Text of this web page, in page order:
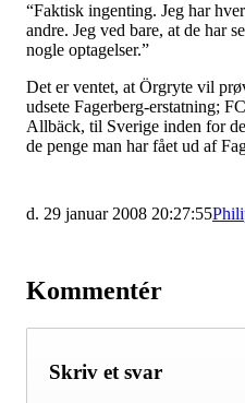
“Faktisk ingenting. Jeg har
andre. Jeg ved bare, at de har
nogle optagelser.”
Det er ventet, at Örgryte vil
udsete Fagerberg-erstatning;
Allbäck, til Sverige inden for
de penge man har fået ud af
d. 29 januar 2008 20:27:55
Kommentér
Skriv et svar